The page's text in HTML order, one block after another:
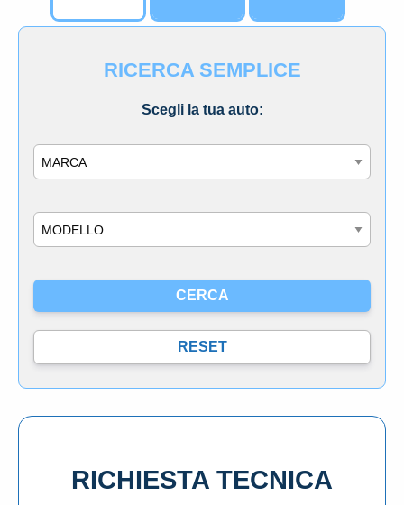
RICERCA SEMPLICE
Scegli la tua auto:
RICHIESTA TECNICA